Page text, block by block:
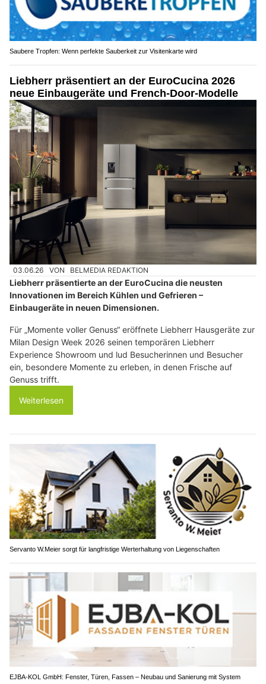
Saubere Tropfen: Wenn perfekte Sauberkeit zur Visitenkarte wird
Liebherr präsentiert an der EuroCucina 2026
neue Einbaugeräte und French-Door-Modelle
03.06.26 VON BELMEDIA REDAKTION
Liebherr präsentierte an der EuroCucina die neusten
Innovationen im Bereich Kühlen und Gefrieren –
Einbaugeräte in neuen Dimensionen.
Für „Momente voller Genuss“ eröffnete Liebherr Hausgeräte zur
Milan Design Week 2026 seinen temporären Liebherr
Experience Showroom und lud Besucherinnen und Besucher
ein, besondere Momente zu erleben, in denen Frische auf
Genuss trifft.
Weiterlesen
Servanto W.Meier sorgt für langfristige Werterhaltung von Liegenschaften
EJBA-KOL GmbH: Fenster, Türen, Fassen – Neubau und Sanierung mit System